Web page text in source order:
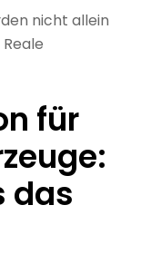
nicht allein
für
das